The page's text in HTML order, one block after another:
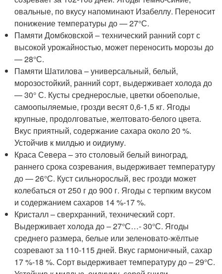
овальные, по вкусу напоминают Изабеллу. Переносит
понижение температуры до — 27°С.
Памяти Домбковской – технический ранний сорт с
высокой урожайностью, может переносить морозы до
— 28°С.
Памяти Шатилова – универсальный, белый,
морозостойкий, ранний сорт, выдерживает холода до
— 30° С. Кусты среднерослые, цветки обоеполые,
самоопыляемые, грозди весят 0,6-1,5 кг. Ягоды
крупные, продолговатые, желтовато-белого цвета.
Вкус приятный, содержание сахара около 20 %.
Устойчив к милдью и оидиуму.
Краса Севера – это столовый белый виноград,
раннего срока созревания, выдерживает температуру
до — 26°С. Куст сильнорослый, вес грозди может
колебаться от 250 г до 900 г. Ягоды с терпким вкусом
и содержанием сахаров 14 %-17 %.
Кристалл – сверхранний, технический сорт.
Выдерживает холода до – 27°С…- 30°С. Ягоды
среднего размера, белые или зеленовато-жёлтые
созревают за 110-115 дней. Вкус гармоничный, сахар
17 %-18 %. Сорт выдерживает температуру до – 29°С.